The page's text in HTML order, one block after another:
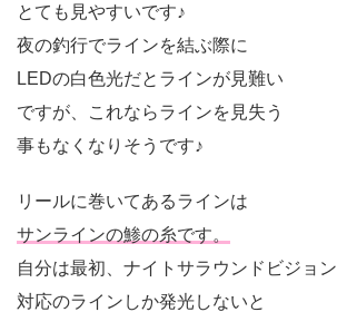
とても見やすいです♪
夜の釣行でラインを結ぶ際に
LEDの白色光だとラインが見難い
ですが、これならラインを見失う
事もなくなりそうです♪
リールに巻いてあるラインは
サンラインの鯵の糸です。
自分は最初、ナイトサラウンドビジョン
対応のラインしか発光しないと